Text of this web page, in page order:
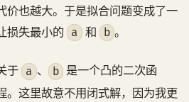
价也越大。于是拟合问题变成了一
损失最小的 a 和 b 。
于 a 、 b 是一个凸的二次函
。这里故意不用闭式解，因为我更